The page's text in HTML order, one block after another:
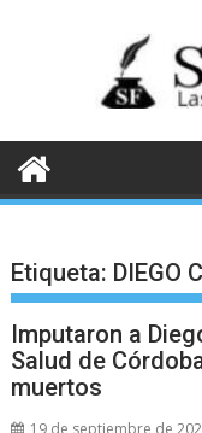
Etiqueta: DIEGO
Imputaron a
Salud de
muertos
19 de septiembre de